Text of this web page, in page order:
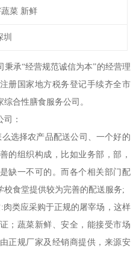
菜 新鲜
圳
承“经营规范诚信为本”的经营理
册国家地方税务登记手续齐全市
合性膳食服务公司。
：
选择农产品配送公司、一个好的
的组织构成，比如业务部，部，
缺一不可的。而各个相关部门配
食堂提供较为完善的配送服务;
类应采购于正规的屠宰场，这样
；蔬菜新鲜、安全，能接受市场
正规厂家及经销商提供，来源安